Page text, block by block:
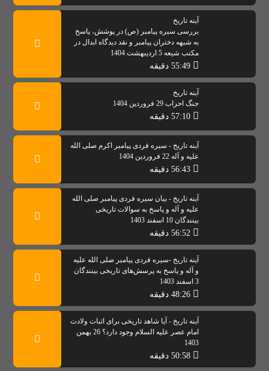
آینه تاریخ
بررسی سیره پیامبر (ص) در پوشش، پاسخ
به شبهه دختران پیامبر و نقد دیدگاه ابدال در
مکتب شیعه 5 اردیبهشت 1404
آینه تاریخ
جنگ احزاب 29 فروردین 1404
آینه تاریخ - سیره فردی پیامبر اکرم صلی الله
علیه و آله 22 فروردین 1404
آینه تاریخ - بیان سیره فردی پیامبر صلی الله
علیه و آله و پاسخ به سوالات تاریخی
بینندگان 10 اسفند 1403
آینه تاریخ -سیره فردی پیامبر صلی الله علیه
و آله و پاسخ به پرسش‌های تاریخی بینندگان
3 اسفند 1403
آینه تاریخ - آیا شاهد تاریخی برای اثبات ولادت
امام عصر علیه السلام وجود دارد؟ 26 بهمن
1403